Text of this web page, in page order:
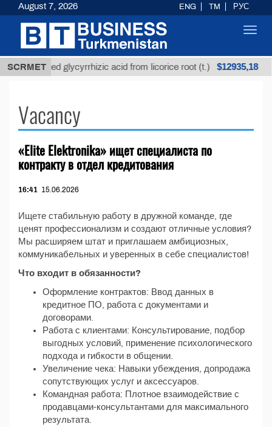
SCRMET
Unrefined glycyrrhizic acid from licorice root (t.) $12935,18
Vacancy
«Elite Elektronika» ищет специалиста по
контракту в отдел кредитования
16:41 15.06.2026
Ищете стабильную работу в дружной команде, где
ценят профессионализм и создают отличные условия?
Мы расширяем штат и приглашаем амбициозных,
коммуникабельных и уверенных в себе специалистов!
Что входит в обязанности?
Оформление контрактов: Ввод данных в
кредитное ПО, работа с документами и
договорами.
Работа с клиентами: Консультирование, подбор
выгодных условий, применение психологического
подхода и гибкости в общении.
Увеличение чека: Навыки убеждения, допродажа
сопутствующих услуг и аксессуаров.
Командная работа: Плотное взаимодействие с
продавцами-консультантами для максимального
результата.
August 7, 2026 ENG TM РУС